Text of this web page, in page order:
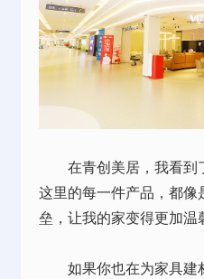
在青创美居，我看到
这里的每一件产品，都
垒，让我的家变得更加温
如果你也在为家具建